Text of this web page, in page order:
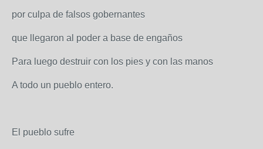
por culpa de falsos gobernantes
que llegaron al poder a base de engaños
Para luego destruir con los pies y con las manos
A todo un pueblo entero.
El pueblo sufre